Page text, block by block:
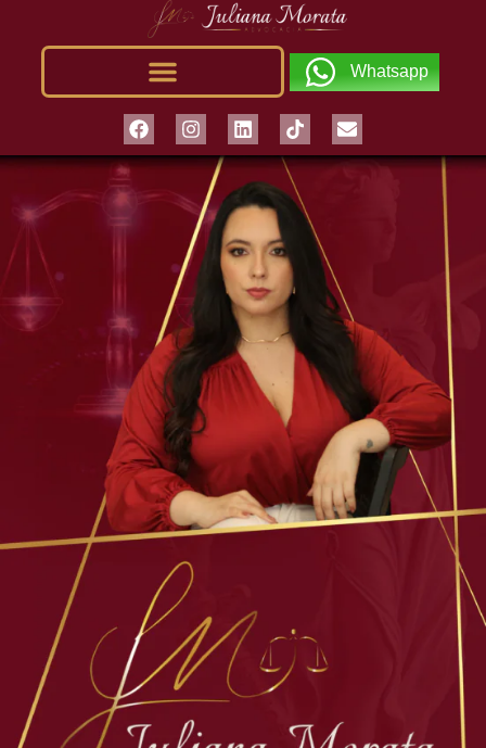
Whatsapp